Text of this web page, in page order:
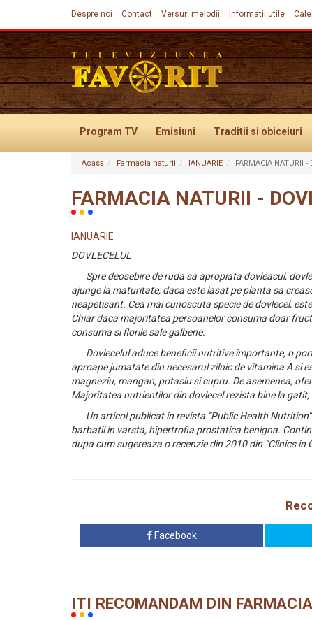
Despre noi Contact Versuri melodii Informatii utile
Program TV Emisiuni Traditii si obiceiuri
Evenimente
Acasa Farmacia naturii IANUARIE FARMACIA NATURII -
FARMACIA NATURII -
IANUARIE
DOVLECELUL
Spre deosebire de ruda sa apropiata dovleacul,
ajunge la maturitate; daca este lasat pe planta sa
neapetisant. Cea mai cunoscuta specie de dovlecel,
Chiar daca majoritatea persoanelor consuma doar
consuma si florile sale galbene.
Dovlecelul aduce beneficii nutritive importante, o
aproape jumatate din necesarul zilnic de vitamina A si
magneziu, mangan, potasiu si cupru. De asemenea,
Majoritatea nutrientilor din dovlecel rezista bine la
Un articol publicat in revista “Public Health
barbatii in varsta, hipertrofia prostatica benigna.
dupa cum sugereaza o recenzie din 2010 din “Clinics in
Facebook
ITI RECOMANDAM DIN